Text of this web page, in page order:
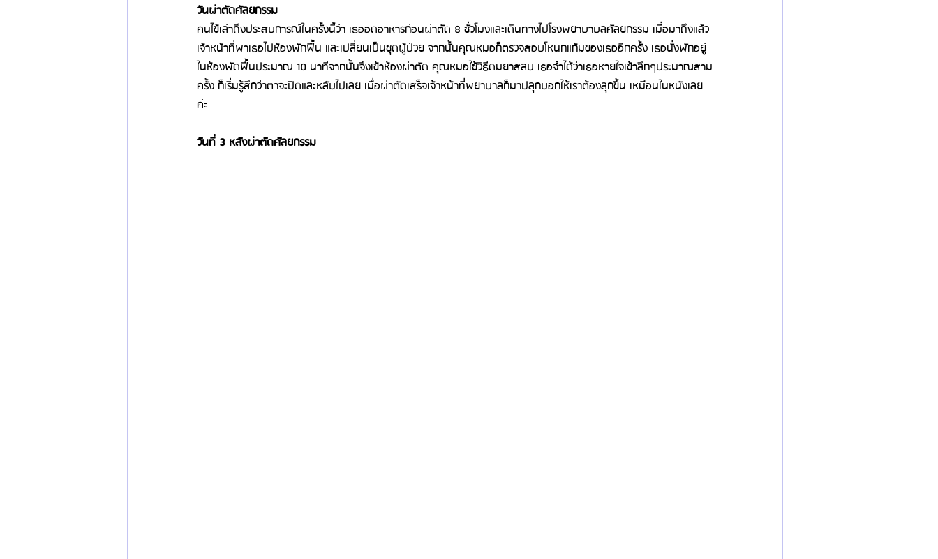
วันผ่าตัดศัลยกรรม
คนไข้เล่าถึงประสบการณ์ในครั้งนี้ว่า เธออดอาหารก่อนผ่าตัด 8 ชั่วโมงและเดินทางไปโรงพยาบาบลศัลยกรรม เมื่อมาถึงแล้ว
เจ้าหน้าที่พาเธอไปห้องพักฟื้น และเปลี่ยนเป็นชุดผู้ป่วย จากนั้นคุณหมอก็ตรวจสอบโหนกแก้มของเธออีกครั้ง เธอนั่งพักอยู่
ในห้องพัดฟื้นประมาณ 10 นาทีจากนั้นจึงเข้าห้องผ่าตัด คุณหมอใช้วิธีดมยาสลบ เธอจำได้ว่าเธอหายใจเข้าลึกๆประมาณสาม
ครั้ง ก็เริ่มรู้สึกว่าตาจะปิดและหลับไปเลย เมื่อผ่าตัดเสร็จเจ้าหน้าที่พยาบาลก็มาปลุกบอกให้เราต้องลุกขึ้น เหมือนในหนังเลย
ค่ะ
วันที่ 3 หลังผ่าตัดศัลยกรรม